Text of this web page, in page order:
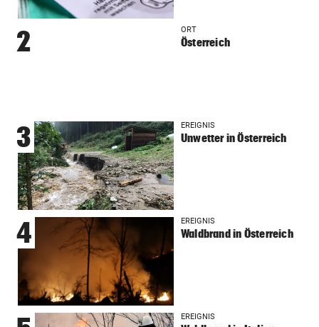
2 ORT
Österreich
3 EREIGNIS
Unwetter in Österreich
4 EREIGNIS
Waldbrand in Österreich
EREIGNIS